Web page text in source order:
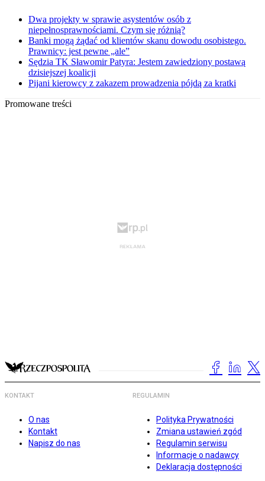
Dwa projekty w sprawie asystentów osób z
niepełnosprawnościami. Czym się różnią?
Banki mogą żądać od klientów skanu dowodu osobistego.
Prawnicy: jest pewne „ale”
Sędzia TK Sławomir Patyra: Jestem zawiedziony postawą
dzisiejszej koalicji
Pijani kierowcy z zakazem prowadzenia pójdą za kratki
Promowane treści
KONTAKT
O nas
Kontakt
Napisz do nas
REGULAMIN
Polityka Prywatności
Zmiana ustawień zgód
Regulamin serwisu
Informacje o nadawcy
Deklaracja dostępności